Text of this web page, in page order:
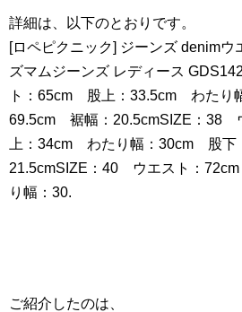
詳細は、以下のとおりです。
[ロペピクニック] ジーンズ denimウ
ズマムジーンズ レディース
ト：65cm 股上：33.5cm わたり
69.5cm 裾幅：20.5cmSIZE：38
上：34cm わたり幅：30cm 股下
21.5cmSIZE：40 ウエスト：
り幅：30.
ご紹介したのは、